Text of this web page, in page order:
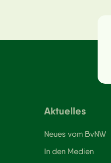
Aktuelles
Neues vom BvNW
In den Medien